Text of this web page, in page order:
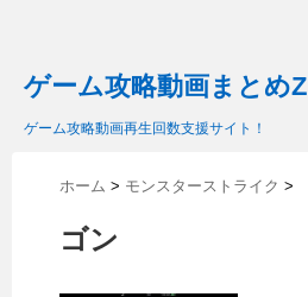
ゲーム攻略動画まとめZ
ゲーム攻略動画再生回数支援サイト！
ホーム > モンスターストライク >
ゴン